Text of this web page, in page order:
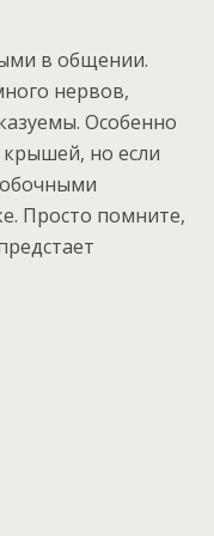
в общении.
нервов,
Особенно
но если
Просто помните,